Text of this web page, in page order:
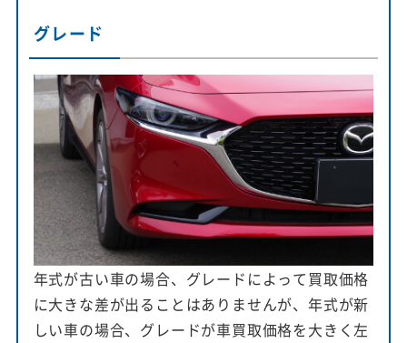
グレード
年式が古い車の場合、グレードによって買取価格
に大きな差が出ることはありませんが、年式が新
しい車の場合、グレードが車買取価格を大きく左